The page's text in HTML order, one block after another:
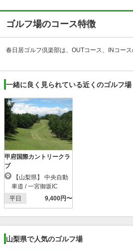
ゴルフ場のコース特徴
一緒に良く見られている近くのゴルフ場
甲府国際カントリークラ
ブ
車道 / 一宮御坂IC
平日
9,400円〜
山梨県で人気のゴルフ場